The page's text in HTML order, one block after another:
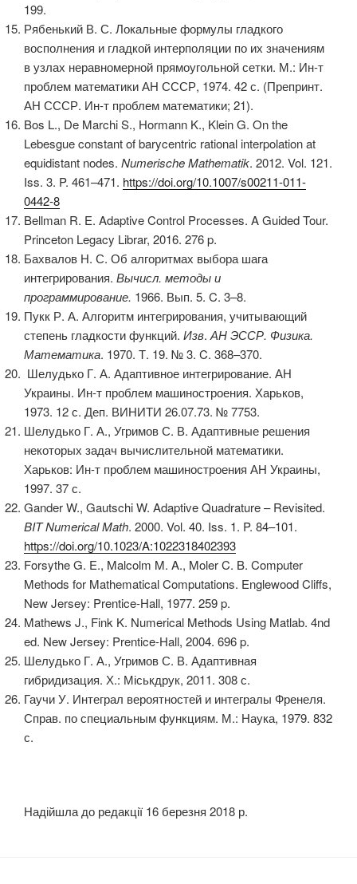
199.
Рябенький В. С. Локальные формулы гладкого
восполнения и гладкой интерполяции по их значениям
в узлах неравномерной прямоугольной сетки. М.: Ин-т
проблем математики АН СССР, 1974. 42 с. (Препринт.
АН СССР. Ин-т проблем математики; 21).
Bos L., De Marchi S., Hormann K., Klein G. On the
Lebesgue constant of barycentric rational interpolation at
equidistant nodes. Numerische Mathematik. 2012. Vol. 121.
Iss. 3. P. 461–471. https://doi.org/10.1007/s00211-011-
0442-8
Bellman R. E. Adaptive Control Processes. A Guided Tour.
Princeton Legacy Librar, 2016. 276 p.
Бахвалов Н. С. Об алгоритмах выбора шага
интегрирования. Вычисл. методы и
программирование. 1966. Вып. 5. C. 3–8.
Пукк Р. А. Алгоритм интегрирования, учитывающий
степень гладкости функций. Изв. АН ЭССР. Физика.
Математика. 1970. Т. 19. № 3. C. 368–370.
Шелудько Г. А. Адаптивное интегрирование. АН
Украины. Ин-т проблем машиностроения. Харьков,
1973. 12 с. Деп. ВИНИТИ 26.07.73. № 7753.
Шелудько Г. А., Угримов С. В. Адаптивные решения
некоторых задач вычислительной математики.
Харьков: Ин-т проблем машиностроения АН Украины,
1997. 37 с.
Gander W., Gautschi W. Adaptive Quadrature – Revisited.
BIT Numerical Math. 2000. Vol. 40. Iss. 1. P. 84–101.
https://doi.org/10.1023/A:1022318402393
Forsythe G. E., Malcolm M. A., Moler C. B. Computer
Methods for Mathematical Computations. Englewood Cliffs,
New Jersey: Prentice-Hall, 1977. 259 p.
Mathews J., Fink K. Numerical Methods Using Matlab. 4nd
ed. New Jersey: Prentice-Hall, 2004. 696 p.
Шелудько Г. А., Угримов С. В. Адаптивная
гибридизация. Х.: Міськдрук, 2011. 308 с.
Гаучи У. Интеграл вероятностей и интегралы Френеля.
Справ. по специальным функциям. М.: Наука, 1979. 832
с.
Надійшла до редакції 16 березня 2018 р.